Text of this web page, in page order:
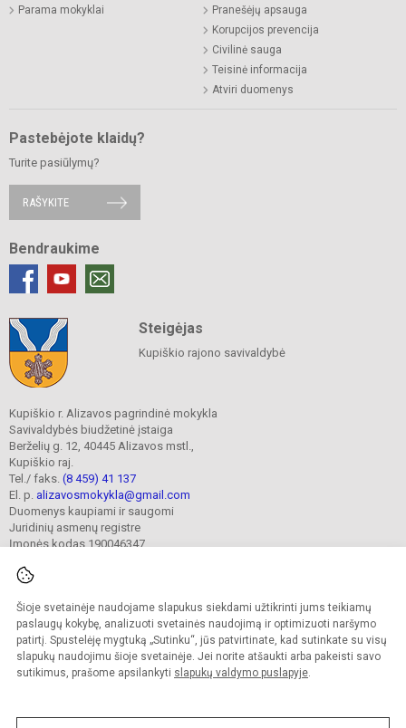
Šioje svetainėje naudojame slapukus siekdami užtikrinti jums teikiamų
paslaugų kokybę, analizuoti svetainės naudojimą ir optimizuoti naršymo
patirtį. Spustelėję mygtuką „Sutinku“, jūs patvirtinate, kad sutinkate su visų
slapukų naudojimu šioje svetainėje. Jei norite atšaukti arba pakeisti savo
sutikimus, prašome apsilankyti slapukų valdymo puslapyje.
Parama mokyklai
Pranešėjų apsauga
Korupcijos prevencija
Civilinė sauga
Teisinė informacija
Atviri duomenys
Pastebėjote klaidų?
Turite pasiūlymų?
RAŠYKITE
Bendraukime
Steigėjas
Kupiškio rajono savivaldybė
Kupiškio r. Alizavos pagrindinė mokykla
Savivaldybės biudžetinė įstaiga
Berželių g. 12, 40445 Alizavos mstl.,
Kupiškio raj.
Tel./ faks. (8 459) 41 137
El. p. alizavosmokykla@gmail.com
Duomenys kaupiami ir saugomi
Juridinių asmenų registre
Įmonės kodas 190046347
© 2023. Kupiškio r. Alizavos pagrindinė mokykla. Visos teisės saugomos.
Kopijuoti turinį be raštiško įstaigos administracijos sutikimo griežtai draudžiama.
Prieinamumo paraiška Slapukų valdymas
Sumanus būdas atnaujinti